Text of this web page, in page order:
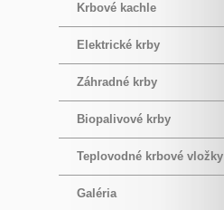
Krbové kachle
Elektrické krby
Záhradné krby
Biopalivové krby
Teplovodné krbové vložky
Galéria